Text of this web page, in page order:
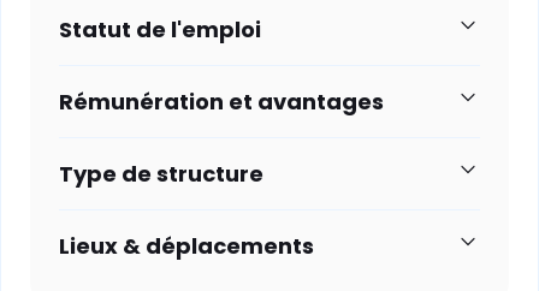
Statut de l'emploi
Rémunération et avantages
Type de structure
Lieux & déplacements